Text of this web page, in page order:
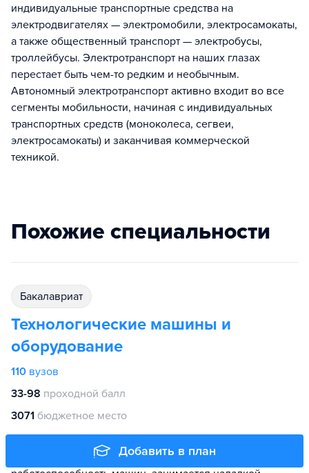
Добавить в план
индивидуальные транспортные средства на
электродвигателях — электромобили, электросамокаты,
а также общественный транспорт — электробусы,
троллейбусы. Электротранспорт на наших глазах
перестает быть чем-то редким и необычным.
Автономный электротранспорт активно входит во все
сегменты мобильности, начиная с индивидуальных
транспортных средств (моноколеса, сегвеи,
электросамокаты) и заканчивая коммерческой
техникой.
Похожие специальности
бакалавриат
Технологические машины и
оборудование
110 вузов
33-98 проходной балл
3071 бюджетное место
в эксплуатацию нового оборудования, проверяет